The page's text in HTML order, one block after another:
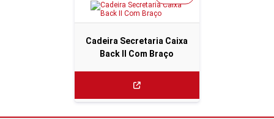
Cadeira Secretaria Caixa
Back II Com Braço